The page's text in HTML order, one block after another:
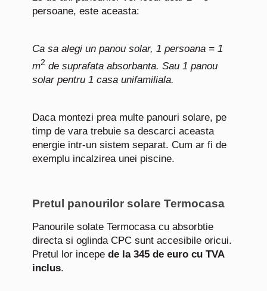
persoane, este aceasta:
Ca sa alegi un panou solar, 1 persoana = 1
m2 de suprafata absorbanta. Sau 1 panou
solar pentru 1 casa unifamiliala.
Daca montezi prea multe panouri solare, pe
timp de vara trebuie sa descarci aceasta
energie intr-un sistem separat. Cum ar fi de
exemplu incalzirea unei piscine.
Pretul panourilor solare Termocasa
Panourile solate Termocasa cu absorbtie
directa si oglinda CPC sunt accesibile oricui.
Pretul lor incepe de la 345 de euro cu TVA
inclus.